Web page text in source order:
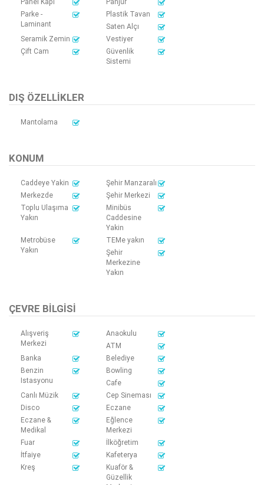
Parke -
Laminant
Plastik Tavan
Saten Alçı
Seramik Zemin
Vestiyer
Çift Cam
Güvenlik
Sistemi
DIŞ ÖZELLIKLER
Mantolama
KONUM
Caddeye Yakin
Şehir Manzaralı
Merkezde
Şehir Merkezi
Toplu Ulaşıma
Yakın
Minibüs
Caddesine
Yakin
Metrobüse
Yakın
TEMe yakın
Şehir
Merkezine
Yakın
ÇEVRE BILGISI
Alışveriş
Merkezi
Anaokulu
ATM
Banka
Belediye
Benzin
Istasyonu
Bowling
Cafe
Canlı Müzik
Cep Sineması
Disco
Eczane
Eczane &
Medikal
Eğlence
Merkezi
Fuar
İlköğretim
İtfaiye
Kafeterya
Kreş
Kuaför &
Güzellik